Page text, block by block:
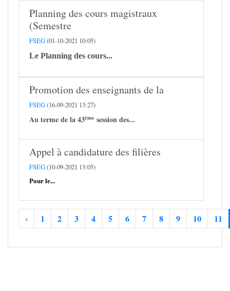
Planning des cours magistraux
(Semestre
FSEG(01-10-2021 10:05)
Le Planning des cours...
Promotion des enseignants de la
FSEG(16-09-2021 13:27)
Au terme de la 43ème session des...
Appel à candidature des filières
FSEG(10-09-2021 13:05)
Pour le...
‹ 1 2 3 4 5 6 7 8 9 10 11